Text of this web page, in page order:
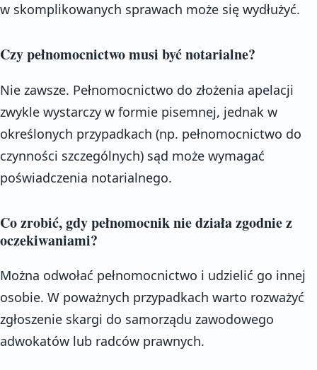
w skomplikowanych sprawach może się wydłużyć.
Czy pełnomocnictwo musi być notarialne?
Nie zawsze. Pełnomocnictwo do złożenia apelacji
zwykle wystarczy w formie pisemnej, jednak w
określonych przypadkach (np. pełnomocnictwo do
czynności szczególnych) sąd może wymagać
poświadczenia notarialnego.
Co zrobić, gdy pełnomocnik nie działa zgodnie z
oczekiwaniami?
Można odwołać pełnomocnictwo i udzielić go innej
osobie. W poważnych przypadkach warto rozważyć
zgłoszenie skargi do samorządu zawodowego
adwokatów lub radców prawnych.